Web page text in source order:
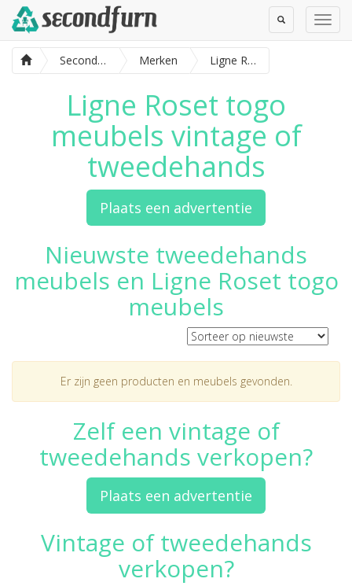
Toggle
Search
SecondFurn Merken Ligne Roset togo meubels
Ligne Roset togo
meubels vintage of
tweedehands
Plaats een advertentie
Nieuwste tweedehands
meubels en Ligne Roset togo
meubels
Er zijn geen producten en meubels gevonden.
Zelf een vintage of
tweedehands verkopen?
Plaats een advertentie
Vintage of tweedehands
verkopen?